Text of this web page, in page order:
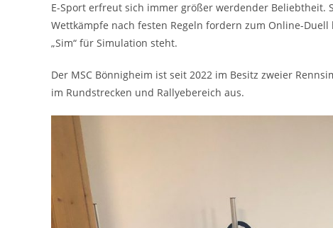
E-Sport erfreut sich immer größer werdender Beliebtheit.
Wettkämpfe nach festen Regeln fordern zum Online-
„Sim“ für Simulation steht.
Der MSC Bönnigheim ist seit 2022 im Besitz zweier
im Rundstrecken und Rallyebereich aus.